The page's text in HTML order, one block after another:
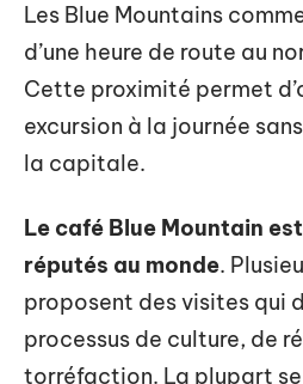
Les Blue Mountains
d’une heure de route au
Cette proximité permet
excursion à la journée
la capitale.
Le café Blue Mountain est
réputés au monde.
proposent des visites qui
processus de culture, de
torréfaction. La plupart